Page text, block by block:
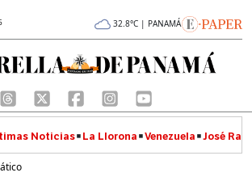
32.8°C | PANAMÁ
Noticias La Llorona Venezuela José